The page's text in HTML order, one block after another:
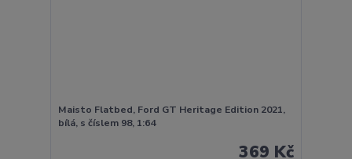
Maisto Flatbed, Ford GT Heritage Edition 2021,
bílá, s číslem 98, 1:64
369 Kč